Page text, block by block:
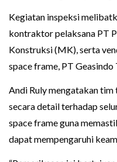
Kegiatan inspeksi
kontraktor pelaksana PT
Konstruksi (MK), serta
space frame, PT Geasindo
Andi Ruly mengatakan
secara detail terhadap
space frame guna
dapat mempengaruhi